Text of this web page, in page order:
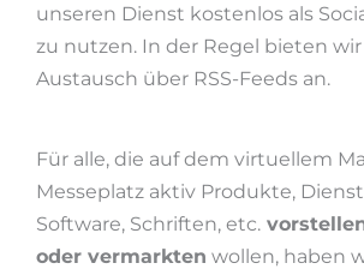
unseren Dienst kostenlos als
zu nutzen. In der Regel bieten
Austausch über RSS-Feeds an.
Für alle, die auf dem virtuellem
Messeplatz aktiv Produkte,
Software, Schriften, etc.
oder vermarkten wollen, haben